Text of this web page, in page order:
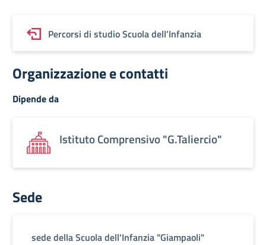
Percorsi di studio Scuola dell’Infanzia
Organizzazione e contatti
Dipende da
Istituto Comprensivo "G.Taliercio"
Sede
sede della Scuola dell'Infanzia "Giampaoli"